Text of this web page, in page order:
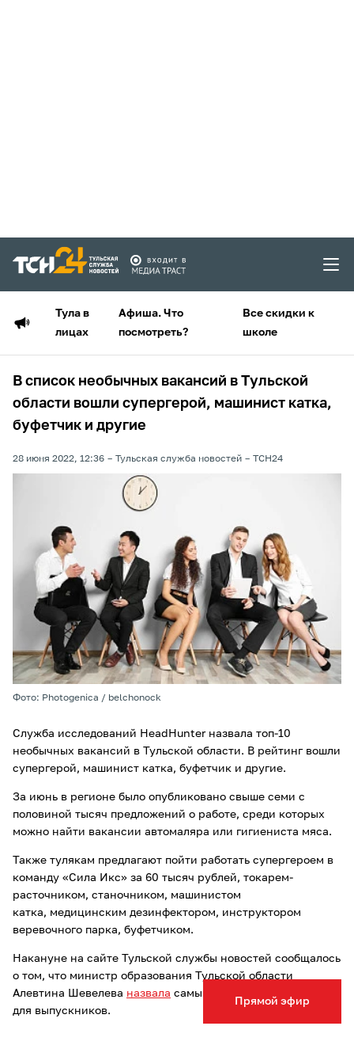
Тула в
лицах
Афиша. Что
посмотреть?
Все скидки к
школе
Прямой эфир
В список необычных вакансий в Тульской
области вошли супергерой, машинист катка,
буфетчик и другие
28 июня 2022, 12:36 Тульская служба новостей ТСН24
Фото: Photogenica / belchonock
Служба исследований HeadHunter назвала топ-10
необычных вакансий в Тульской области. В рейтинг вошли
супергерой, машинист катка, буфетчик и другие.
За июнь в регионе было опубликовано свыше семи с
половиной тысяч предложений о работе, среди которых
можно найти вакансии автомаляра или гигиениста мяса.
Также тулякам предлагают пойти работать супергероем в
команду «Сила Икс» за 60 тысяч рублей, токарем-
расточником, станочником, машинистом
катка, медицинским дезинфектором, инструктором
веревочного парка, буфетчиком.
Накануне на сайте Тульской службы новостей сообщалось
о том, что министр образования Тульской области
Алевтина Шевелева назвала самый легкий и сложный ЕГЭ
для выпускников.